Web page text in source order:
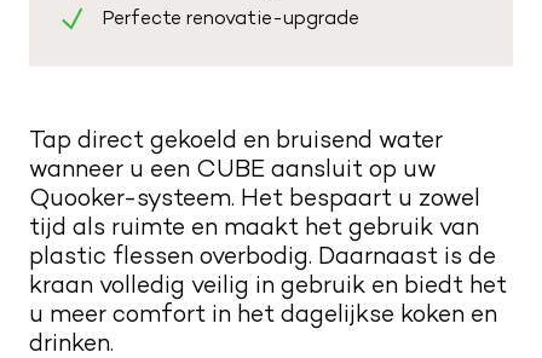
Kwaliteit en service
Vacatures
Nieuwsbrief
Servicemelding
0187 602 555
info@tieleman.nl
Perfecte renovatie-upgrade
Tap direct gekoeld en bruisend water
wanneer u een CUBE aansluit op uw
Quooker-systeem. Het bespaart u zowel
tijd als ruimte en maakt het gebruik van
plastic flessen overbodig. Daarnaast is de
kraan volledig veilig in gebruik en biedt het
u meer comfort in het dagelijkse koken en
drinken.